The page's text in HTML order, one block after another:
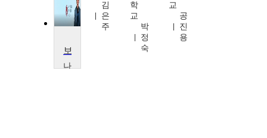
주
세
영
김
은
주
학
교
박
정
숙
교
공
진
용
나